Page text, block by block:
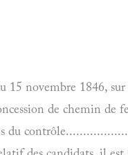
novembre 1846,
de chemin de
du